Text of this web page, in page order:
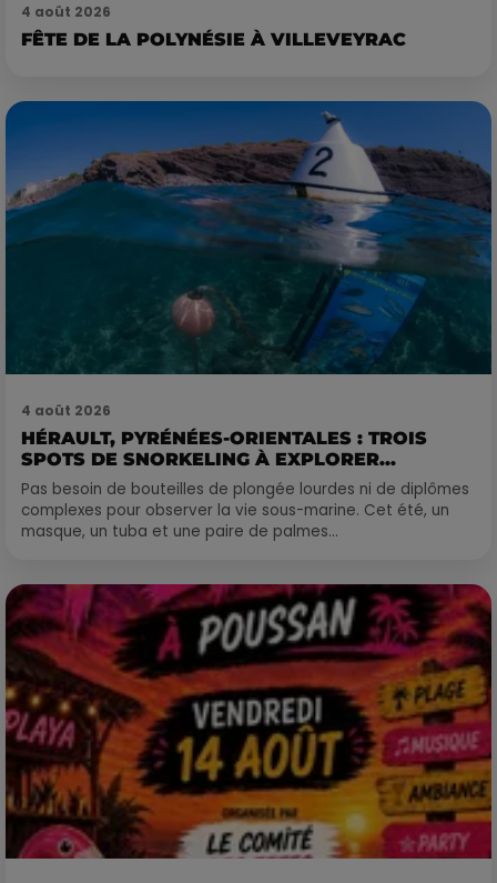
4 août 2026
FÊTE DE LA POLYNÉSIE À VILLEVEYRAC
4 août 2026
HÉRAULT, PYRÉNÉES-ORIENTALES : TROIS
SPOTS DE SNORKELING À EXPLORER...
Pas besoin de bouteilles de plongée lourdes ni de diplômes
complexes pour observer la vie sous-marine. Cet été, un
masque, un tuba et une paire de palmes...